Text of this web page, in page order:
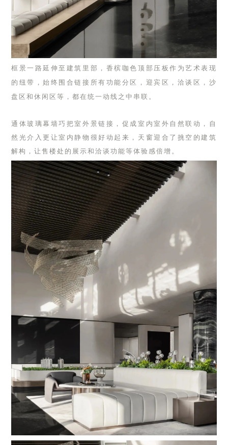
框景一路延伸至建筑里部，香槟咖色顶部压板作为艺术表现
的纽带，始终围合链接所有功能分区，迎宾区，洽谈区，沙
盘区和休闲区等，都在统一动线之中串联。
通体玻璃幕墙巧把室外景链接，促成室内室外自然联动，自
然光介入更让室内静物很好动起来，天窗迎合了挑空的建筑
解构，让售楼处的展示和洽谈功能等体验感倍增。